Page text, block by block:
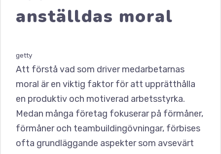
anställdas moral
getty
Att förstå vad som driver medarbetarnas
moral är en viktig faktor för att upprätthålla
en produktiv och motiverad arbetsstyrka.
Medan många företag fokuserar på förmåner,
förmåner och teambuildingövningar, förbises
ofta grundläggande aspekter som avsevärt